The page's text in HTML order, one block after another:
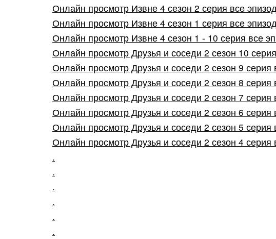
Онлайн просмотр Извне 4 сезон 2 серия все
Онлайн просмотр Извне 4 сезон 1 серия все
Онлайн просмотр Извне 4 сезон 1 - 10 серия все
Онлайн просмотр Друзья и соседи 2 сезон 10
Онлайн просмотр Друзья и соседи 2 сезон 9 серия
Онлайн просмотр Друзья и соседи 2 сезон 8 серия
Онлайн просмотр Друзья и соседи 2 сезон 7 серия
Онлайн просмотр Друзья и соседи 2 сезон 6 серия
Онлайн просмотр Друзья и соседи 2 сезон 5 серия
Онлайн просмотр Друзья и соседи 2 сезон 4 серия
.
.
.
.
.
.